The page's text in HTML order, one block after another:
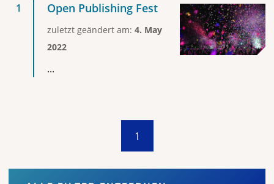
Open Publishing Fest
zuletzt geändert am: 4. May
2022
...
1